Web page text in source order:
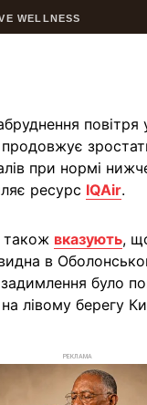
повітря
при нормі
ресурс IQAir.
також вказують,
в
було
лівому берегу
РЕКЛАМА